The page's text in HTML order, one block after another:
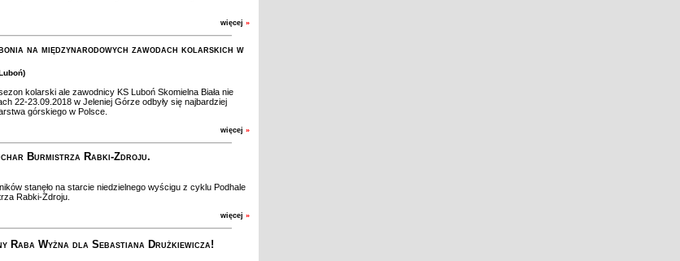
więcej »
na międzynarodowych zawodach kolarskich w
kolarski ale zawodnicy KS Luboń Skomielna Biała nie
22-23.09.2018 w Jeleniej Górze odbyły się najbardziej
górskiego w Polsce.
więcej »
Burmistrza Rabki-Zdroju.
stanęło na starcie niedzielnego wyścigu z cyklu Podhale
Rabki-Zdroju.
więcej »
Raba Wyżna dla Sebastiana Drużkiewicza!